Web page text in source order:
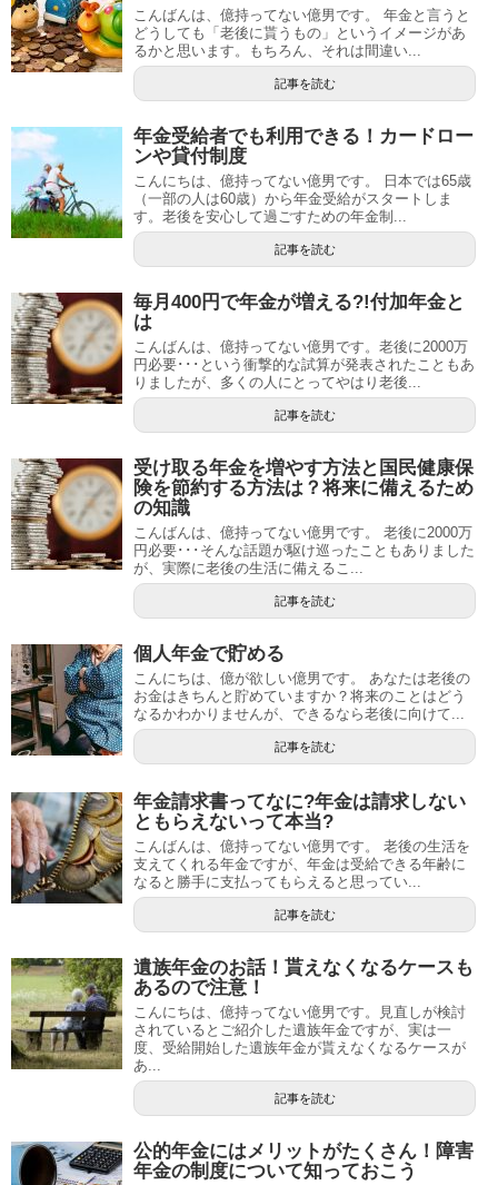
こんばんは、億持ってない億男です。 年金と言うと
どうしても「老後に貰うもの」というイメージがあ
るかと思います。もちろん、それは間違い...
記事を読む
年金受給者でも利用できる！カードロー
ンや貸付制度
こんにちは、億持ってない億男です。 日本では65歳
（一部の人は60歳）から年金受給がスタートしま
す。老後を安心して過ごすための年金制...
記事を読む
毎月400円で年金が増える?!付加年金と
は
こんばんは、億持ってない億男です。老後に2000万
円必要･･･という衝撃的な試算が発表されたこともあ
りましたが、多くの人にとってやはり老後...
記事を読む
受け取る年金を増やす方法と国民健康保
険を節約する方法は？将来に備えるため
の知識
こんばんは、億持ってない億男です。 老後に2000万
円必要･･･そんな話題が駆け巡ったこともありました
が、実際に老後の生活に備えるこ...
記事を読む
個人年金で貯める
こんにちは、億が欲しい億男です。 あなたは老後の
お金はきちんと貯めていますか？将来のことはどう
なるかわかりませんが、できるなら老後に向けて...
記事を読む
年金請求書ってなに?年金は請求しない
ともらえないって本当?
こんばんは、億持ってない億男です。 老後の生活を
支えてくれる年金ですが、年金は受給できる年齢に
なると勝手に支払ってもらえると思ってい...
記事を読む
遺族年金のお話！貰えなくなるケースも
あるので注意！
こんにちは、億持ってない億男です。見直しが検討
されているとご紹介した遺族年金ですが、実は一
度、受給開始した遺族年金が貰えなくなるケースが
あ...
記事を読む
公的年金にはメリットがたくさん！障害
年金の制度について知っておこう